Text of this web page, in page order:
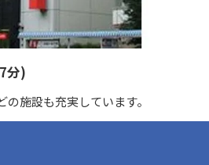
分)
施設も充実しています。